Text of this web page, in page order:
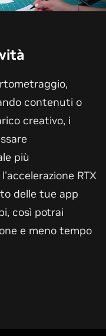
contenuti o
creativo, i
più
RTX
delle tue app
così potrai
e meno tempo